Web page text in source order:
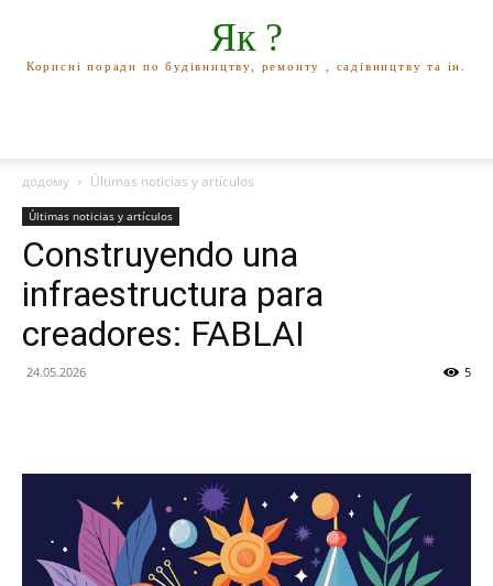
Як ?
Корисні поради по будівництву, ремонту , садівництву та ін.
додому Últimas noticias y artículos
Últimas noticias y artículos
Construyendo una
infraestructura para
creadores: FABLAI
24.05.2026 5